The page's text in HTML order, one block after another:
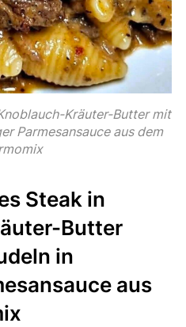
Kräuter-Butter mit
Parmesansauce aus dem
Steak in
Butter
in
aus